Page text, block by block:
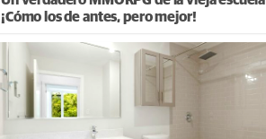
¡Cómo los de antes, pero mejor!